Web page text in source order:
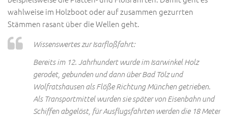
wahlweise im Holzboot oder auf zusammen gezurrten
Stämmen rasant über die Wellen geht.
Wissenswertes zur Isarfloßfahrt:
Bereits im 12. Jahrhundert wurde im Isarwinkel Holz
gerodet, gebunden und dann über Bad Tölz und
Wolfratshausen als Flöße Richtung München getrieben.
Als Transportmittel wurden sie später von Eisenbahn und
Schiffen abgelöst, für Ausflugsfahrten werden die 18 Meter